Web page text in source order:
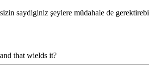
saydiginiz şeylere müdahale de
that wields it?